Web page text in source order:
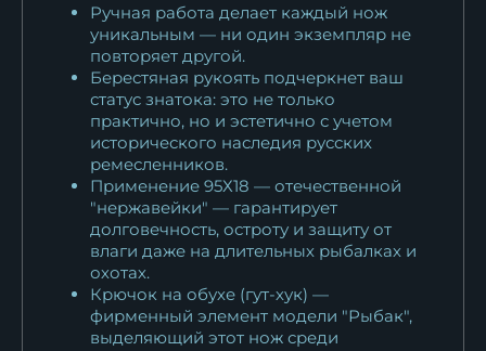
Ручная работа делает каждый нож
уникальным — ни один экземпляр не
повторяет другой.
Берестяная рукоять подчеркнет ваш
статус знатока: это не только
практично, но и эстетично с учетом
исторического наследия русских
ремесленников.
Применение 95Х18 — отечественной
"нержавейки" — гарантирует
долговечность, остроту и защиту от
влаги даже на длительных рыбалках и
охотах.
Крючок на обухе (гут-хук) —
фирменный элемент модели "Рыбак",
выделяющий этот нож среди